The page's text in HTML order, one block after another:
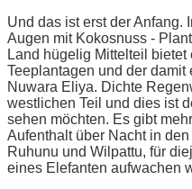
Und das ist erst der Anfang.
Augen mit Kokosnuss -
Land hügelig Mittelteil bietet
Teeplantagen und der
Nuwara Eliya. Dichte
westlichen Teil und dies ist
sehen möchten. Es gibt
Aufenthalt über Nacht in
Ruhunu und Wilpattu, für
eines Elefanten aufwachen